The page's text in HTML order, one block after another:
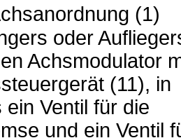
(1)
oder
Achsmodulator
(11), in
ein Ventil für die
und ein Ventil